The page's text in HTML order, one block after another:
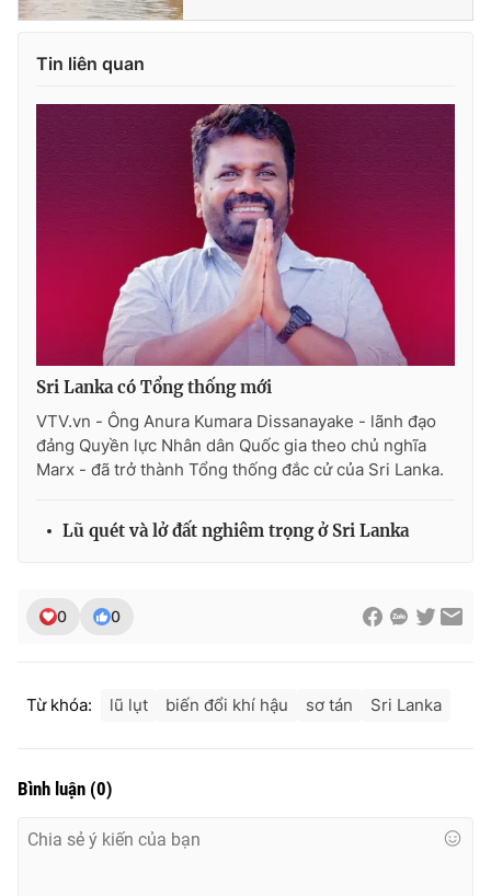
Ðiện thoại Thời báo VTV:
Liên hệ quảng cáo:
® Cấm sao chép dưới mọi hình thức nếu không có sự chấp
thuận bằng văn bản. Ghi rõ nguồn VTV.vn khi phát hành lại
thông tin từ website này.
Tin liên quan
Sri Lanka có Tổng thống mới
VTV.vn - Ông Anura Kumara Dissanayake - lãnh đạo
đảng Quyền lực Nhân dân Quốc gia theo chủ nghĩa
Marx - đã trở thành Tổng thống đắc cử của Sri Lanka.
Lũ quét và lở đất nghiêm trọng ở Sri Lanka
0 0
Từ khóa: lũ lụt biến đổi khí hậu sơ tán Sri Lanka
Bình luận (0)